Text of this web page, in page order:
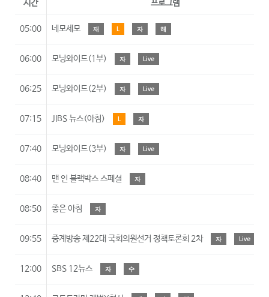
시간 프로그램
05:00 네모세모 재 L 자 해
06:00 모닝와이드(1부) 자 Live
06:25 모닝와이드(2부) 자 Live
07:15 JIBS 뉴스(아침) L 자
07:40 모닝와이드(3부) 자 Live
08:40 맨 인 블랙박스 스페셜 자
08:50 좋은 아침 자
09:55 중계방송 제22대 국회의원선거 정책토론회 2차 자 Live
12:00 SBS 12뉴스 자 수